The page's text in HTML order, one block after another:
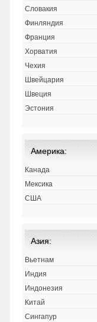
Словакия
Финляндия
Франция
Хорватия
Чехия
Швейцария
Швеция
Эстония
Америка:
Канада
Мексика
США
Азия:
Вьетнам
Индия
Индонезия
Китай
Сингапур